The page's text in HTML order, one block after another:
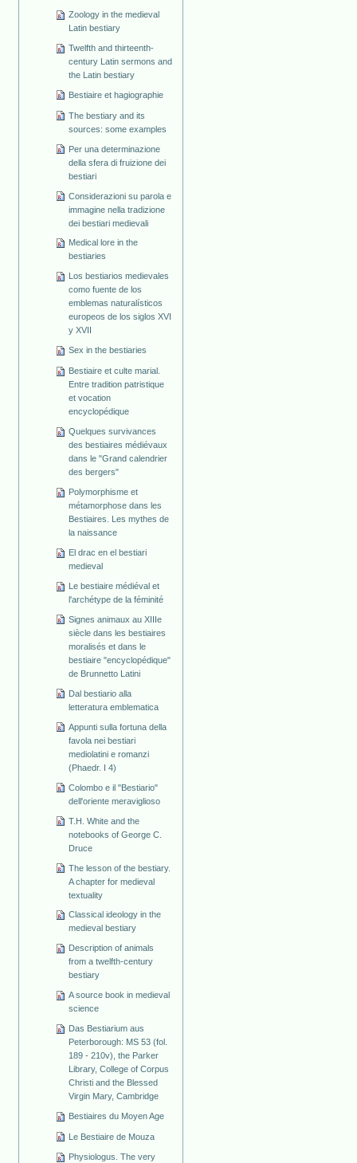
Zoology in the medieval
Latin bestiary
Twelfth and thirteenth-
century Latin sermons and
the Latin bestiary
Bestiaire et hagiographie
The bestiary and its
sources: some examples
Per una determinazione
della sfera di fruizione dei
bestiari
Considerazioni su parola e
immagine nella tradizione
dei bestiari medievali
Medical lore in the
bestiaries
Los bestiarios medievales
como fuente de los
emblemas naturalísticos
europeos de los siglos XVI
y XVII
Sex in the bestiaries
Bestiaire et culte marial.
Entre tradition patristique
et vocation
encyclopédique
Quelques survivances
des bestiaires médiévaux
dans le "Grand calendrier
des bergers"
Polymorphisme et
métamorphose dans les
Bestiaires. Les mythes de
la naissance
El drac en el bestiari
medieval
Le bestiaire médiéval et
l'archétype de la féminité
Signes animaux au XIIIe
siècle dans les bestiaires
moralisés et dans le
bestiaire "encyclopédique"
de Brunnetto Latini
Dal bestiario alla
letteratura emblematica
Appunti sulla fortuna della
favola nei bestiari
mediolatini e romanzi
(Phaedr. I 4)
Colombo e il "Bestiario"
dell'oriente meraviglioso
T.H. White and the
notebooks of George C.
Druce
The lesson of the bestiary.
A chapter for medieval
textuality
Classical ideology in the
medieval bestiary
Description of animals
from a twelfth-century
bestiary
A source book in medieval
science
Das Bestiarium aus
Peterborough: MS 53 (fol.
189 - 210v), the Parker
Library, College of Corpus
Christi and the Blessed
Virgin Mary, Cambridge
Bestiaires du Moyen Age
Le Bestiaire de Mouza
Physiologus. The very